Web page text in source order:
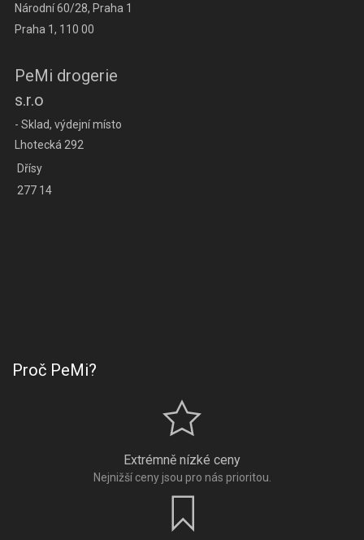
Národní 60/28, Praha 1
Praha 1, 110 00
PeMi drogerie
s.r.o
- Sklad, výdejní místo
Lhotecká 292
Dřísy
277 14
Proč PeMi?
Extrémně nízké ceny
Nejnižší ceny jsou pro nás prioritou.